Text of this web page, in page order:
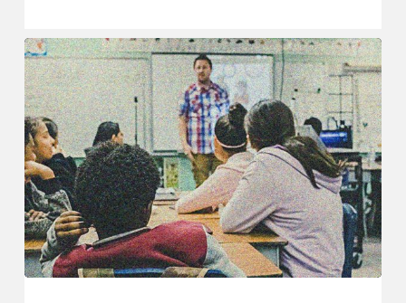
Déclaration
conjointe
des
organisations
de
défense
des
libertés
civiles
du
Canada